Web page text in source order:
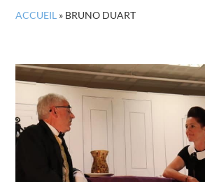
ACCUEIL » BRUNO DUART